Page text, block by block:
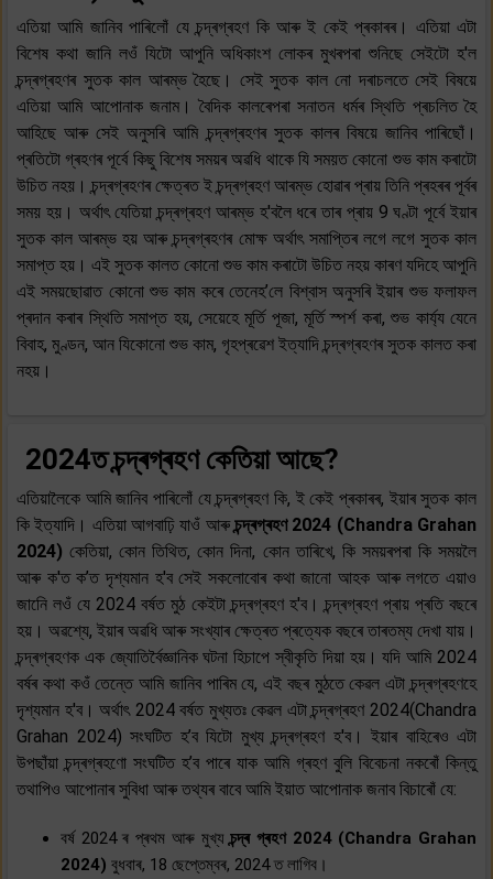
এতিয়া আমি জানিব পাৰিলোঁ যে চন্দ্ৰগ্ৰহণ কি আৰু ই কেই প্ৰকাৰৰ। এতিয়া এটা
বিশেষ কথা জানি লওঁ যিটো আপুনি অধিকাংশ লোকৰ মুখৰপৰা শুনিছে সেইটো হ'ল
চন্দ্ৰগ্ৰহণৰ সুতক কাল আৰম্ভ হৈছে। সেই সুতক কাল নো দৰাচলতে সেই বিষয়ে
এতিয়া আমি আপোনাক জনাম। বৈদিক কালৰেপৰা সনাতন ধৰ্মৰ স্থিতি প্ৰচলিত হৈ
আহিছে আৰু সেই অনুসৰি আমি চন্দ্ৰগ্ৰহণৰ সুতক কালৰ বিষয়ে জানিব পাৰিছোঁ।
প্ৰতিটো গ্ৰহণৰ পূৰ্বে কিছু বিশেষ সময়ৰ অৱধি থাকে যি সময়ত কোনো শুভ কাম কৰাটো
উচিত নহয়। চন্দ্ৰগ্ৰহণৰ ক্ষেত্ৰত ই চন্দ্ৰগ্ৰহণ আৰম্ভ হোৱাৰ প্ৰায় তিনি প্ৰহৰৰ পূৰ্বৰ
সময় হয়। অৰ্থাৎ যেতিয়া চন্দ্ৰগ্ৰহণ আৰম্ভ হ'বলৈ ধৰে তাৰ প্ৰায় 9 ঘণ্টা পূৰ্বে ইয়াৰ
সুতক কাল আৰম্ভ হয় আৰু চন্দ্ৰগ্ৰহণৰ মোক্ষ অৰ্থাৎ সমাপ্তিৰ লগে লগে সুতক কাল
সমাপ্ত হয়। এই সুতক কালত কোনো শুভ কাম কৰাটো উচিত নহয় কাৰণ যদিহে আপুনি
এই সময়ছোৱাত কোনো শুভ কাম কৰে তেনেহ’লে বিশ্বাস অনুসৰি ইয়াৰ শুভ ফলাফল
প্ৰদান কৰাৰ স্থিতি সমাপ্ত হয়, সেয়েহে মূৰ্তি পূজা, মূৰ্তি স্পৰ্শ কৰা, শুভ কাৰ্য্য যেনে
বিবাহ, মুণ্ডন, আন যিকোনো শুভ কাম, গৃহপ্ৰৱেশ ইত্যাদি চন্দ্ৰগ্ৰহণৰ সুতক কালত কৰা
নহয়।
2024ত চন্দ্ৰগ্ৰহণ কেতিয়া আছে?
এতিয়ালৈকে আমি জানিব পাৰিলোঁ যে চন্দ্ৰগ্ৰহণ কি, ই কেই প্ৰকাৰৰ, ইয়াৰ সুতক কাল
কি ইত্যাদি। এতিয়া আগবাঢ়ি যাওঁ আৰুচন্দ্ৰগ্ৰহণ 2024 (Chandra Grahan
2024)কেতিয়া, কোন তিথিত, কোন দিনা, কোন তাৰিখে, কি সময়ৰপৰা কি সময়লৈ
আৰু ক'ত ক’ত দৃশ্যমান হ'ব সেই সকলোবোৰ কথা জানো আহক আৰু লগতে এয়াও
জানেি লওঁ যে 2024 বৰ্ষত মুঠ কেইটা চন্দ্ৰগ্ৰহণ হ'ব। চন্দ্ৰগ্ৰহণ প্ৰায় প্ৰতি বছৰে
হয়। অৱশ্যে, ইয়াৰ অৱধি আৰু সংখ্যাৰ ক্ষেত্ৰত প্ৰত্যেক বছৰে তাৰতম্য দেখা যায়।
চন্দ্ৰগ্ৰহণক এক জ্যোতিৰ্বৈজ্ঞানিক ঘটনা হিচাপে স্বীকৃতি দিয়া হয়। যদি আমি 2024
বৰ্ষৰ কথা কওঁ তেন্তে আমি জানিব পাৰিম যে, এই বছৰ মুঠতে কেৱল এটা চন্দ্ৰগ্ৰহণহে
দৃশ্যমান হ'ব। অৰ্থাৎ 2024 বৰ্ষত মুখ্যতঃ কেৱল এটা চন্দ্ৰগ্ৰহণ 2024(Chandra
Grahan 2024) সংঘটিত হ’ব যিটো মুখ্য চন্দ্ৰগ্ৰহণ হ'ব। ইয়াৰ বাহিৰেও এটা
উপছাঁয়া চন্দ্ৰগ্ৰহণো সংঘটিত হ’ব পাৰে যাক আমি গ্ৰহণ বুলি বিবেচনা নকৰোঁ কিন্তু
তথাপিও আপোনাৰ সুবিধা আৰু তথ্যৰ বাবে আমি ইয়াত আপোনাক জনাব বিচাৰোঁ যে:
বৰ্ষ 2024 ৰ প্ৰথম আৰু মুখ্য চন্দ্ৰ গ্ৰহণ 2024 (Chandra Grahan
2024) বুধবাৰ, 18 ছেপ্তেম্বৰ, 2024 ত লাগিব।